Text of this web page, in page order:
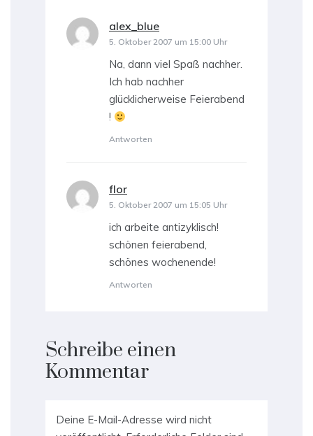
alex_blue
5. Oktober 2007 um 15:00 Uhr
Na, dann viel Spaß nachher.
Ich hab nachher
glücklicherweise Feierabend
!
Antworten
flor
5. Oktober 2007 um 15:05 Uhr
ich arbeite antizyklisch!
schönen feierabend,
schönes wochenende!
Antworten
Schreibe einen
Kommentar
Deine E-Mail-Adresse wird nicht